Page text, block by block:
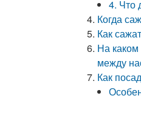
4. Что
Когда
Как
На
между
Как